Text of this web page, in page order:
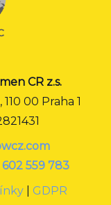
CR z.s.
00 Praha 1
559 783
GDPR